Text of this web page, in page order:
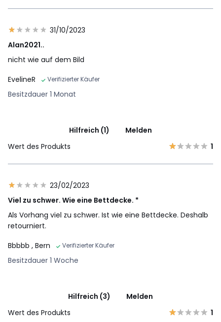
31/10/2023
Alan2021..
nicht wie auf dem Bild
EvelineR
Verifizierter Käufer
Besitzdauer 1 Monat
Hilfreich (1)
Melden
Wert des Produkts
1
23/02/2023
Viel zu schwer. Wie eine Bettdecke. *
Als Vorhang viel zu schwer. Ist wie eine Bettdecke. Deshalb
retourniert.
Bbbbb , Bern Verifizierter Käufer
Besitzdauer 1 Woche
Hilfreich (3)
Melden
Wert des Produkts
1